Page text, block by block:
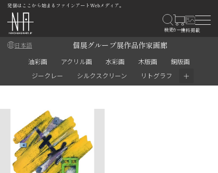
発信はここから始まるファインアートWebメディア。
日本語 個展グループ展作品作家画廊
油彩画 アクリル画 水彩画 木版画
銅版画
ジークレー
シルクスクリーン リトグラフ ＋